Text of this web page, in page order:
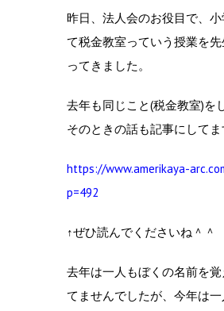
昨日、法人会のお役目で、
て税金教室っていう授業を
ってきました。
去年も同じこと(税金教室)を
そのときの話も記事にしてま
https://www.amerikaya-
p=492
↑ぜひ読んでくださいね＾＾
去年は一人もぼくの名前を
てませんでしたが、今年は一